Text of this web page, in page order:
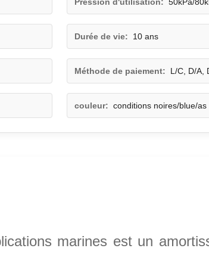
Durée de vie: 10 ans
Méthode de paiement: L/C, D/A,
couleur: conditions noires/blue/as
marines est un